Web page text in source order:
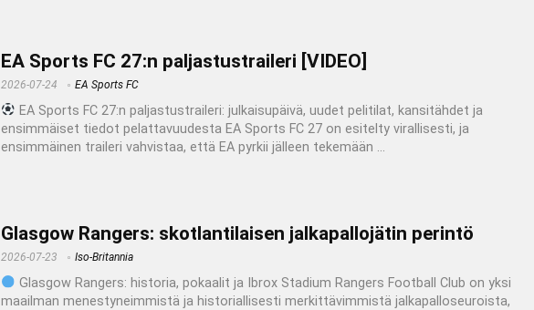
EA Sports FC 27:n paljastustraileri [VIDEO]
2026-07-24 EA Sports FC
EA Sports FC 27:n paljastustraileri: julkaisupäivä, uudet pelitilat, kansitähdet ja
ensimmäiset tiedot pelattavuudesta EA Sports FC 27 on esitelty virallisesti, ja
ensimmäinen traileri vahvistaa, että EA pyrkii jälleen tekemään ...
Glasgow Rangers: skotlantilaisen jalkapallojätin perintö
2026-07-23 Iso-Britannia
Glasgow Rangers: historia, pokaalit ja Ibrox Stadium Rangers Football Club on yksi
maailman menestyneimmistä ja historiallisesti merkittävimmistä jalkapalloseuroista,